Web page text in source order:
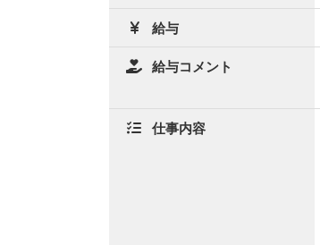
給与
給与コメント
仕事内容